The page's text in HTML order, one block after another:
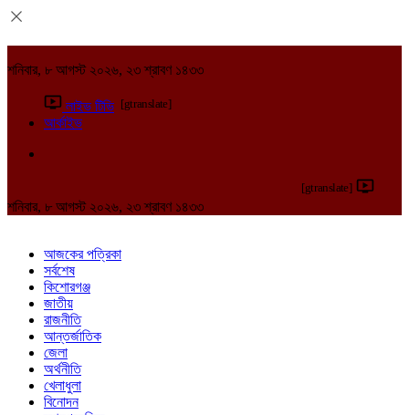
শনিবার, ৮ আগস্ট ২০২৬, ২৩ শ্রাবণ ১৪৩৩
লাইভ টিভি [gtranslate]
আর্কাইভ
[gtranslate]
শনিবার, ৮ আগস্ট ২০২৬, ২৩ শ্রাবণ ১৪৩৩
আজকের পত্রিকা
সর্বশেষ
কিশোরগঞ্জ
জাতীয়
রাজনীতি
আন্তর্জাতিক
জেলা
অর্থনীতি
খেলাধুলা
বিনোদন